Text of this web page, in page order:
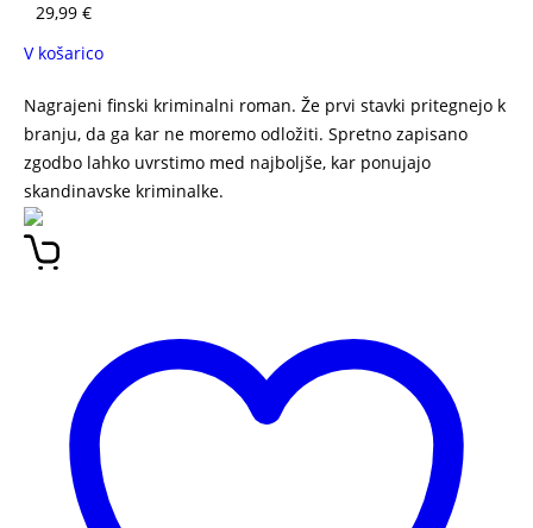
29,99 €
V košarico
Nagrajeni finski kriminalni roman. Že prvi stavki pritegnejo k
branju, da ga kar ne moremo odložiti. Spretno zapisano
zgodbo lahko uvrstimo med najboljše, kar ponujajo
skandinavske kriminalke.